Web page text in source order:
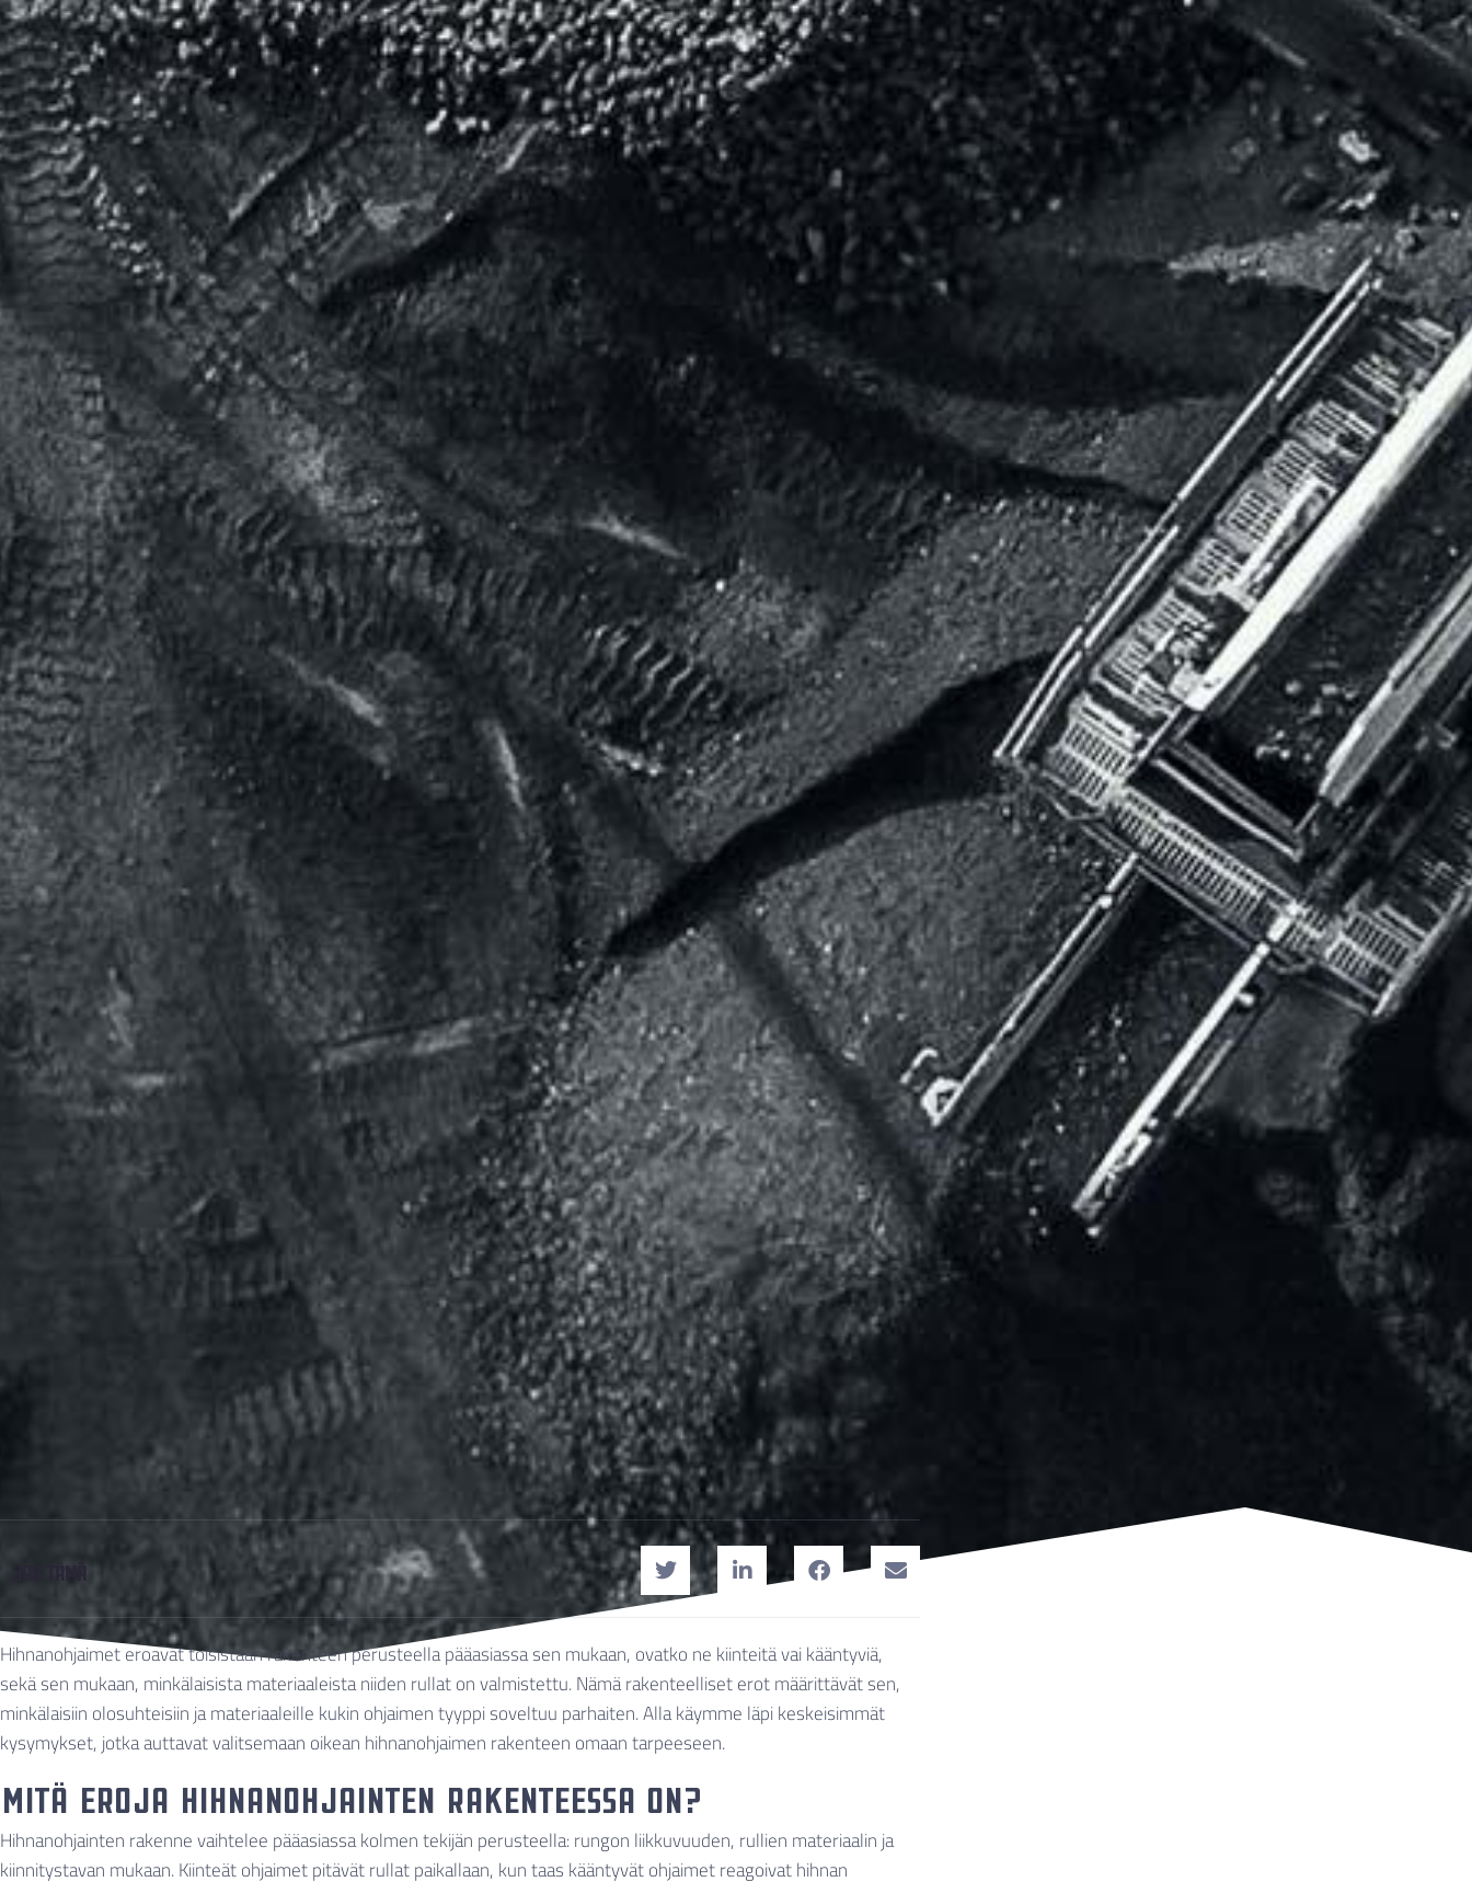
Jaa Tämä
Hihnanohjaimet eroavat toisistaan rakenteen perusteella pääasiassa sen mukaan, ovatko ne kiinteitä vai kääntyviä,
sekä sen mukaan, minkälaisista materiaaleista niiden rullat on valmistettu. Nämä rakenteelliset erot määrittävät sen,
minkälaisiin olosuhteisiin ja materiaaleille kukin ohjaimen tyyppi soveltuu parhaiten. Alla käymme läpi keskeisimmät
kysymykset, jotka auttavat valitsemaan oikean hihnanohjaimen rakenteen omaan tarpeeseen.
Mitä eroja hihnanohjainten rakenteessa on?
Hihnanohjainten rakenne vaihtelee pääasiassa kolmen tekijän perusteella: rungon liikkuvuuden, rullien materiaalin ja
kiinnitystavan mukaan. Kiinteät ohjaimet pitävät rullat paikallaan, kun taas kääntyvät ohjaimet reagoivat hihnan